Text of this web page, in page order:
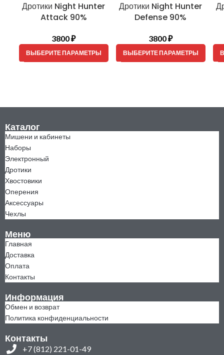
Дротики Night Hunter
Attack 90%
3800₽
ВЫБЕРИТЕ ПАРАМЕТРЫ
Дротики Night Hunter
Defense 90%
3800₽
ВЫБЕРИТЕ ПАРАМЕТРЫ
Каталог
Мишени и кабинеты
Наборы
Электронный
Дротики
Хвостовики
Оперения
Аксессуары
Чехлы
Меню
Главная
Доставка
Оплата
Контакты
Информация
Обмен и возврат
Политика конфиденциальности
Контакты
+7 (812) 221-01-49